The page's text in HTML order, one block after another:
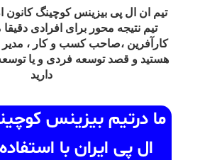
تیم ان ال پی بیزینس کوچینگ کانون
تیم نتیجه محور برای افرادی
کارآفرین ،صاحب کسب و کار ، مدیر
هستید و قصد توسعه فردی و یا
دارید‌
ما درتیم بیزینس
ال پی ایران با